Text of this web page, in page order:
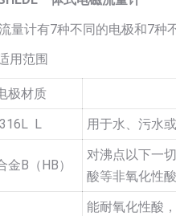
量计有7种不同的电极和7种
用范围
极材质
316L L 用于水、污水
金B（HB）
对沸点以下一
酸等非氧化性
能耐氧化性酸